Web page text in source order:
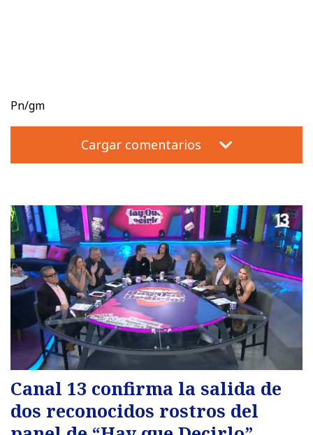
Pn/gm
Cargar comentarios
Canal 13 confirma la salida de
dos reconocidos rostros del